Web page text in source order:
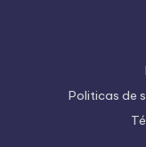
Politicas de